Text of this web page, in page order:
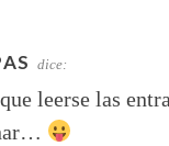
dice:
que leerse las